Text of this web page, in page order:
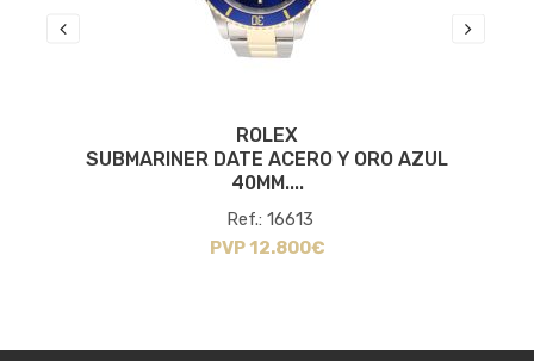
ROLEX
SUBMARINER DATE ACERO Y ORO AZUL
40MM....
Ref.: 16613
PVP 12.800€